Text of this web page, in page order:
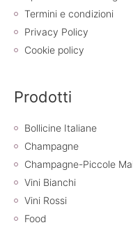
Termini e condizioni
Privacy Policy
Cookie policy
Prodotti
Bollicine Italiane
Champagne
Champagne-Piccole
Vini Bianchi
Vini Rossi
Food